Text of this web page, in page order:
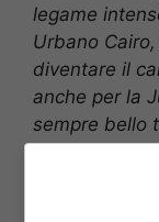
legame
Urbano
diventare il
anche per la
sempre bello
che sia
squadra alla